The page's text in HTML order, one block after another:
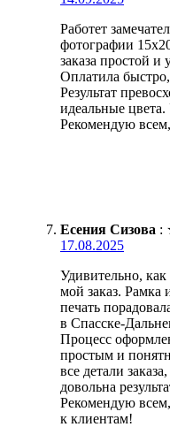
Работет
фотографии
заказа простой и
Оплатила
Результат
идеальные цвета.
Рекомендую
Есения Сизова :
17.08.2025
Удивительно,
мой заказ. Рамка
печать
в Спасске-
Процесс
простым и
все детали
довольна
Рекомендую
к клиентам!